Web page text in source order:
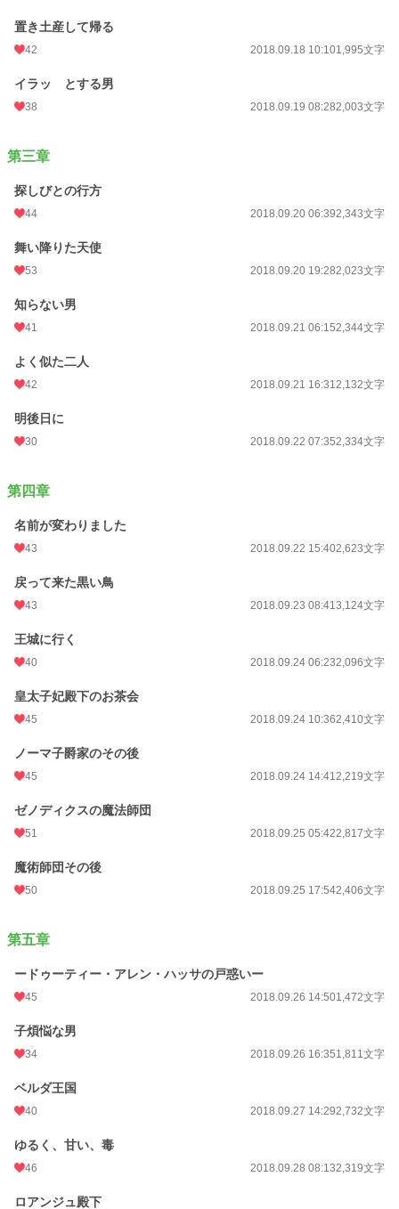
置き土産して帰る
42 2018.09.18 10:101,995文字
イラッ とする男
38 2018.09.19 08:282,003文字
第三章
探しびとの行方
44 2018.09.20 06:392,343文字
舞い降りた天使
53 2018.09.20 19:282,023文字
知らない男
41 2018.09.21 06:152,344文字
よく似た二人
42 2018.09.21 16:312,132文字
明後日に
30 2018.09.22 07:352,334文字
第四章
名前が変わりました
43 2018.09.22 15:402,623文字
戻って来た黒い鳥
43 2018.09.23 08:413,124文字
王城に行く
40 2018.09.24 06:232,096文字
皇太子妃殿下のお茶会
45 2018.09.24 10:362,410文字
ノーマ子爵家のその後
45 2018.09.24 14:412,219文字
ゼノディクスの魔法師団
51 2018.09.25 05:422,817文字
魔術師団その後
50 2018.09.25 17:542,406文字
第五章
ードゥーティー・アレン・ハッサの戸惑いー
45 2018.09.26 14:501,472文字
子煩悩な男
34 2018.09.26 16:351,811文字
ベルダ王国
40 2018.09.27 14:292,732文字
ゆるく、甘い、毒
46 2018.09.28 08:132,319文字
ロアンジュ殿下